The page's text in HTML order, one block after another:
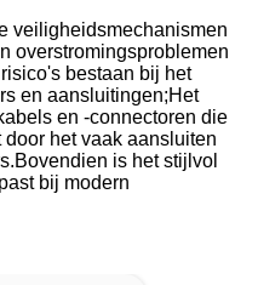
veiligheidsmechanismen
overstromingsproblemen
bestaan bij het
en aansluitingen;Het
en -connectoren die
het vaak aansluiten
Bovendien is het stijlvol
bij modern